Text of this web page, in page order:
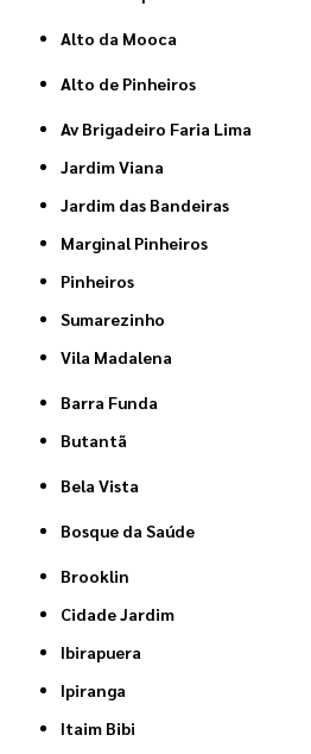
Alto da Mooca
Alto de Pinheiros
Av Brigadeiro Faria Lima
Jardim Viana
Jardim das Bandeiras
Marginal Pinheiros
Pinheiros
Sumarezinho
Vila Madalena
Barra Funda
Butantã
Bela Vista
Bosque da Saúde
Brooklin
Cidade Jardim
Ibirapuera
Ipiranga
Itaim Bibi